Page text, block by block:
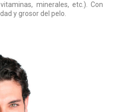
minerales, etc.). Con
y grosor del pelo.